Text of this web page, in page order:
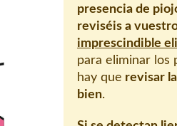
presencia de
reviséis a
imprescindible
para eliminar los
hay que revisar
bien.